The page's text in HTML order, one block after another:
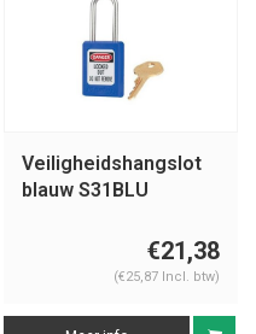
Veiligheidshangslot
blauw S31BLU
€21,38
(€25,87 Incl. btw)